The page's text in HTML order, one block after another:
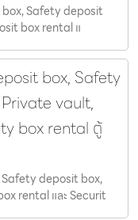
box, Safety deposit
box rental แ
box, Safety
vault,
box rental ตู้
deposit box,
rental และ Securit